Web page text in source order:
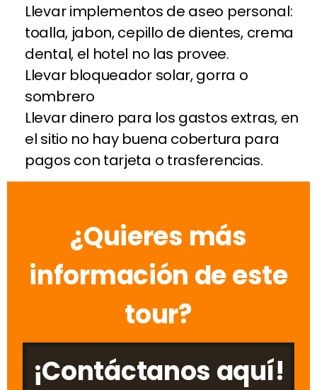
Llevar implementos de aseo personal:
toalla, jabon, cepillo de dientes, crema
dental, el hotel no las provee.
Llevar bloqueador solar, gorra o
sombrero
Llevar dinero para los gastos extras, en
el sitio no hay buena cobertura para
pagos con tarjeta o trasferencias.
¿Quieres más
información de este
tour?
¡Contáctanos aquí!